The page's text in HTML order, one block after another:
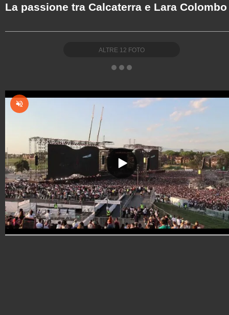
La passione tra Calcaterra e Lara Colombo
ALTRE 12 FOTO